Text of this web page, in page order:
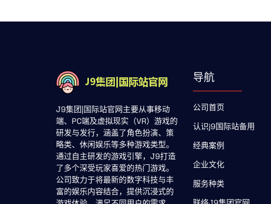
J9集团|国际站官网主要从事移动
端、PC端及虚拟现实（VR）游戏的
研发与发行，涵盖了角色扮演、策
略类、休闲娱乐等多种游戏类型。
通过自主研发的游戏引擎，J9打造
了多个深受玩家喜爱的热门游戏。
公司致力于将最新的数字科技与丰
富的娱乐内容结合，提供沉浸式的
导航
公司首页
认识j9国际站备用
经典案例
企业文化
服务种类